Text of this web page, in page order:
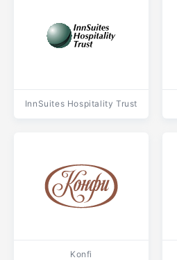
InnSuites Hospitality Trust
Konfi